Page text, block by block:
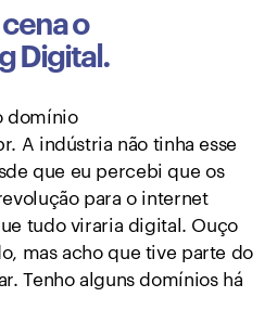
o
Digital.
domínio
A indústria não tinha esse
que eu percebi que os
para o internet
tudo viraria digital. Ouço
mas acho que tive parte do
Tenho alguns domínios há